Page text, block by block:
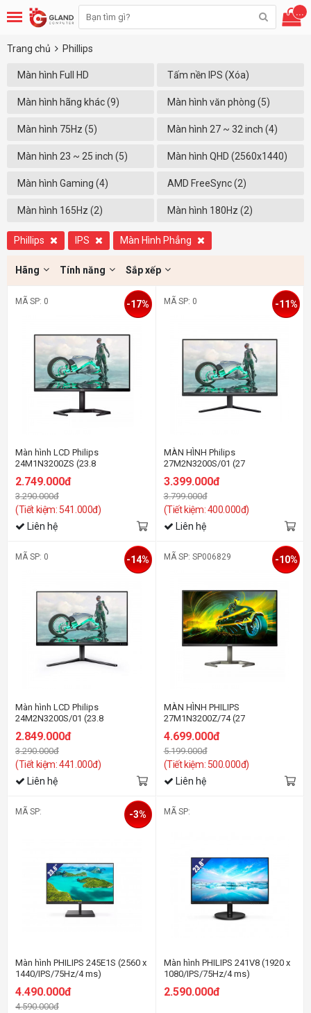
...
Trang chủ Phillips
Màn hình Full HD
(1920x1080) (8)
Tấm nền IPS (Xóa)
Màn hình hãng khác (9) Màn hình văn phòng (5)
Màn hình 75Hz (5) Màn hình 27 ~ 32 inch (4)
Màn hình 23 ~ 25 inch (5) Màn hình QHD (2560x1440)
(1)
Màn hình Gaming (4) AMD FreeSync (2)
Màn hình 165Hz (2) Màn hình 180Hz (2)
Phillips IPS Màn Hình Phẳng
Hãng Tính năng Sắp xếp
MÃ SP: 0
Màn hình LCD Philips
24M1N3200ZS (23.8
2.749.000đ
3.290.000đ
(Tiết kiệm: 541.000đ)
-17%
Liên hệ
MÃ SP: 0
MÀN HÌNH Philips
27M2N3200S/01 (27
3.399.000đ
3.799.000đ
(Tiết kiệm: 400.000đ)
-11%
Liên hệ
MÃ SP: 0
Màn hình LCD Philips
24M2N3200S/01 (23.8
inh/FHD/IPS/180Hz/1ms/Loa)
2.849.000đ
3.290.000đ
(Tiết kiệm: 441.000đ)
-14%
Liên hệ
MÃ SP: SP006829
MÀN HÌNH PHILIPS
27M1N3200Z/74 (27
INCH/FHD/IPS/165HZ/1MS)
4.699.000đ
5.199.000đ
(Tiết kiệm: 500.000đ)
-10%
Liên hệ
MÃ SP:
Màn hình PHILIPS 245E1S (2560 x
1440/IPS/75Hz/4 ms)
4.490.000đ
4.590.000đ
-3% MÃ SP:
Màn hình PHILIPS 241V8 (1920 x
1080/IPS/75Hz/4 ms)
2.590.000đ